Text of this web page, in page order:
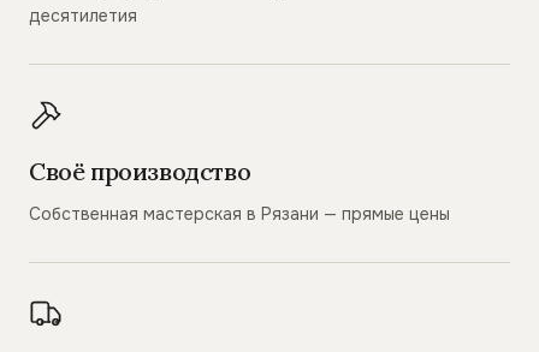
десятилетия
Своё производство
Собственная мастерская в Рязани — прямые цены